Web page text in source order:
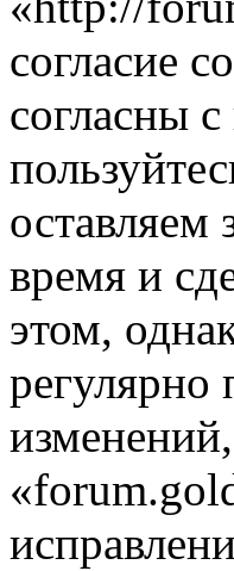
согласие
согласны
оставляем
время и
этом,
регулярно